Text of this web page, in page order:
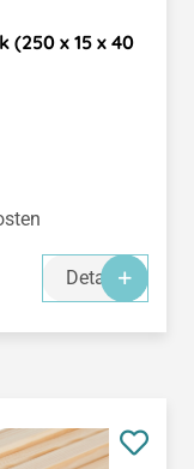
x 15 x 40
Details